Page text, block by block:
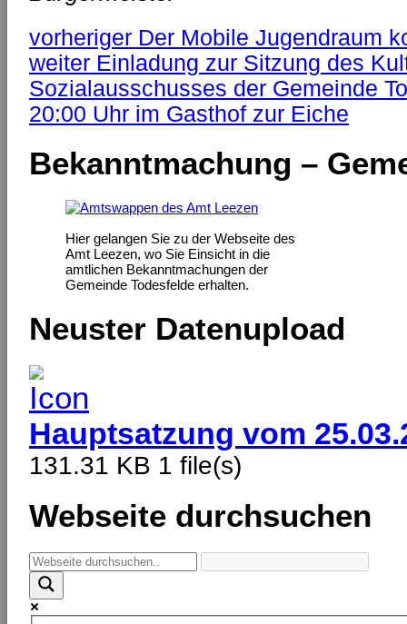
vorheriger Der Mobile Jugendraum
weiter Einladung zur Sitzung des
Sozialausschusses der Gemeinde
20:00 Uhr im Gasthof zur Eiche
Bekanntmachung –
Hier gelangen Sie zu der Webseite des
Amt Leezen, wo Sie Einsicht in die
amtlichen Bekanntmachungen der
Gemeinde Todesfelde erhalten.
Neuster Datenupload
Hauptsatzung vom
131.31 KB 1 file(s)
Webseite durchsuchen